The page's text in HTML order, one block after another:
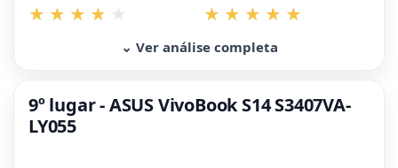
⌄ Ver análise completa
9º lugar - ASUS VivoBook S14 S3407VA-
LY055